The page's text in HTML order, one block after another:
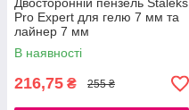
Pro Expert для гелю 7 мм та
лайнер 7 мм
В наявності
216,75 ₴ 255 ₴